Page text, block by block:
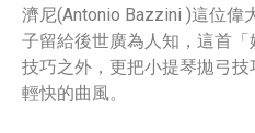
濟尼(Antonio Bazzini )這位偉
子留給後世廣為人知，這首
技巧之外，更把小提琴拋弓
輕快的曲風。